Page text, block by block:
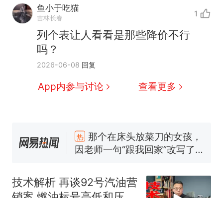
鱼小于吃猫
吉林长春 1
列个表让人看看是那些降价不行
吗？
2026-06-08 回复
App内参与讨论 查看更多
热
那个在床头放菜刀的女孩，
因老师一句“跟我回家”改写了
交5060元才肯搬上楼！女子傻
眼了……
十多万人报名的考试，成绩全
技术解析 再谈92号汽油营